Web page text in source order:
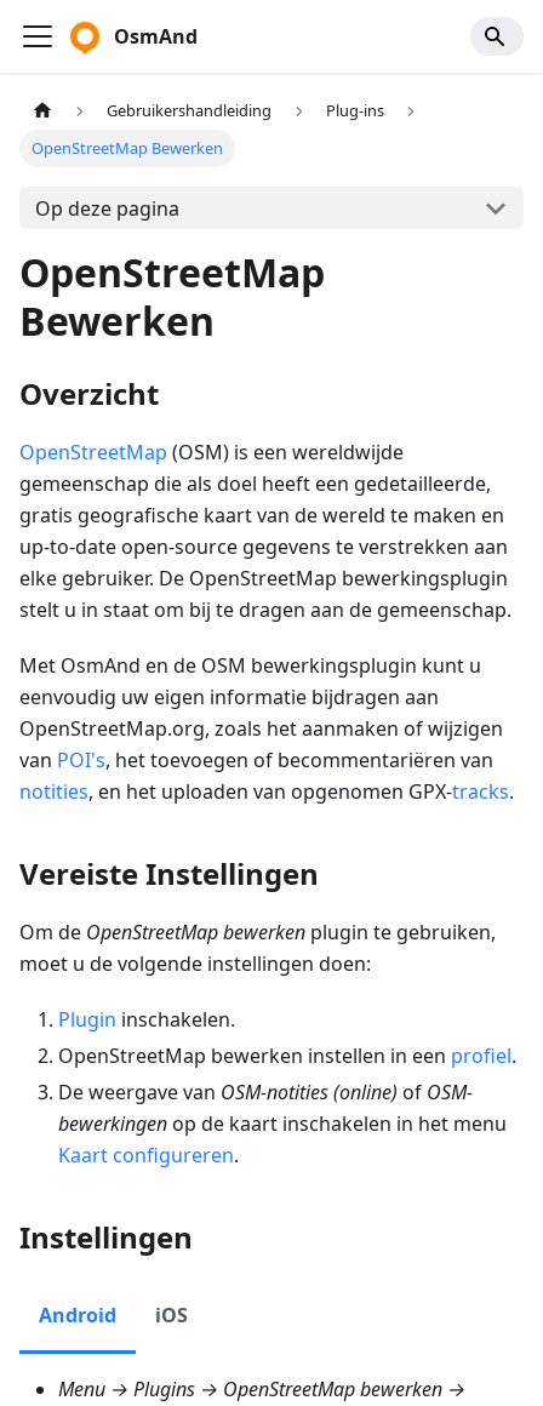
OsmAnd
Gebruikershandleiding
Plug-ins
OpenStreetMap Bewerken
Op deze pagina
OpenStreetMap
Bewerken
Overzicht
OpenStreetMap (OSM) is een wereldwijde
gemeenschap die als doel heeft een gedetailleerde,
gratis geografische kaart van de wereld te maken en
up-to-date open-source gegevens te verstrekken aan
elke gebruiker. De OpenStreetMap bewerkingsplugin
stelt u in staat om bij te dragen aan de gemeenschap.
Met OsmAnd en de OSM bewerkingsplugin kunt u
eenvoudig uw eigen informatie bijdragen aan
OpenStreetMap.org, zoals het aanmaken of wijzigen
van POI's, het toevoegen of becommentariëren van
notities, en het uploaden van opgenomen GPX-tracks.
Vereiste Instellingen
Om de OpenStreetMap bewerken plugin te gebruiken,
moet u de volgende instellingen doen:
Plugin inschakelen.
OpenStreetMap bewerken instellen in een profiel.
De weergave van OSM-notities (online) of OSM-
bewerkingenop de kaart inschakelen in het menu
Kaart configureren.
Instellingen
Android iOS
Menu → Plugins → OpenStreetMap bewerken →